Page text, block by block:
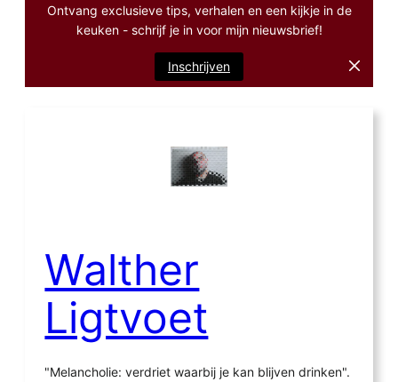
Ontvang exclusieve tips, verhalen en een kijkje in de
keuken - schrijf je in voor mijn nieuwsbrief!
Inschrijven
Walther
Ligtvoet
"Melancholie: verdriet waarbij je kan blijven drinken".